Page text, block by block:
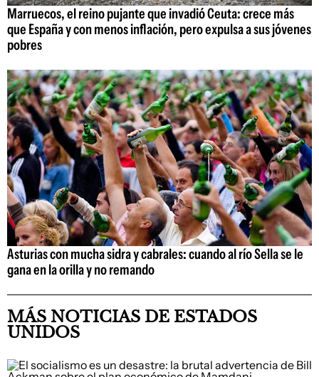
Marruecos, el reino pujante que invadió Ceuta: crece más
que España y con menos inflación, pero expulsa a sus jóvenes
pobres
Asturias con mucha sidra y cabrales: cuando al río Sella se le
gana en la orilla y no remando
MÁS NOTICIAS DE ESTADOS
UNIDOS